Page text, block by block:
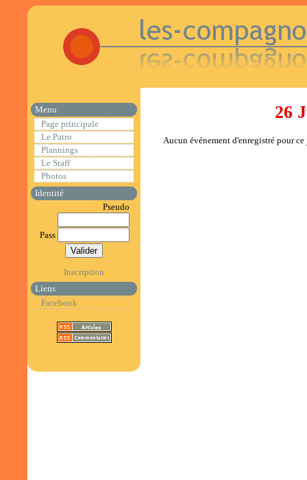
Menu
Page principale
Le Patro
Plannings
Le Staff
Photos
Identité
Pseudo
Pass
Inscription
Liens
Facebook
26
Aucun événement d'enregistré pour